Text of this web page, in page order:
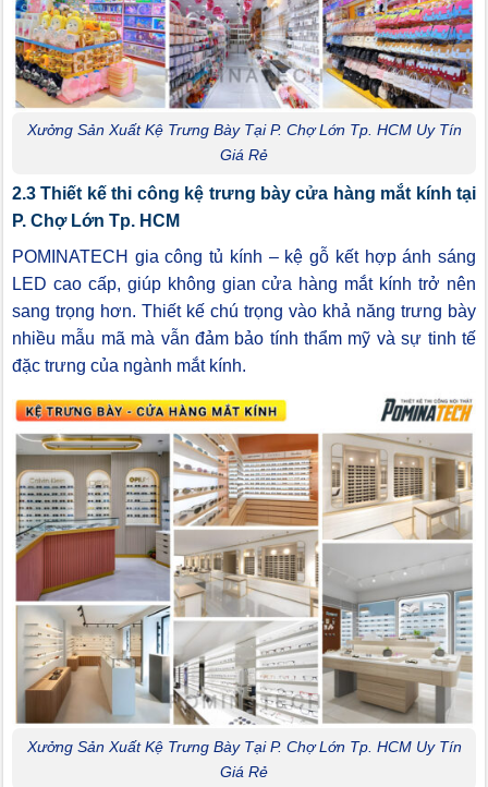
Xưởng Sản Xuất Kệ Trưng Bày Tại P. Chợ Lớn Tp. HCM Uy Tín
Giá Rẻ
2.3 Thiết kế thi công kệ trưng bày cửa hàng mắt kính tại
P. Chợ Lớn Tp. HCM
POMINATECH gia công tủ kính – kệ gỗ kết hợp ánh sáng
LED cao cấp, giúp không gian cửa hàng mắt kính trở nên
sang trọng hơn. Thiết kế chú trọng vào khả năng trưng bày
nhiều mẫu mã mà vẫn đảm bảo tính thẩm mỹ và sự tinh tế
đặc trưng của ngành mắt kính.
Xưởng Sản Xuất Kệ Trưng Bày Tại P. Chợ Lớn Tp. HCM Uy Tín
Giá Rẻ